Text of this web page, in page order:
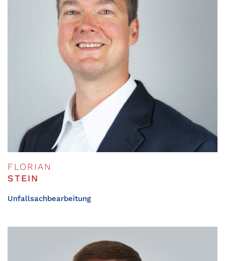
FLORIAN
STEIN
Unfallsachbearbeitung